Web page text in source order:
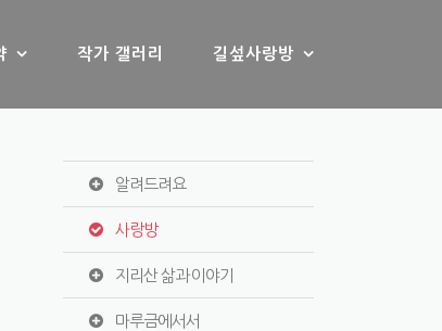
작가 갤러리 길섶사랑방
알려드려요
사랑방
지리산 삶과 이야기
마루금에서서